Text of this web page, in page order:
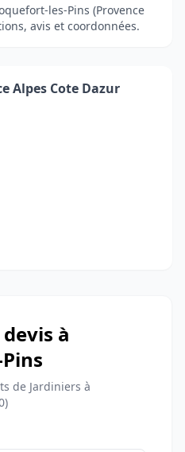
les-Pins (Provence
avis et coordonnées.
Alpes Cote Dazur
à
de Jardiniers à